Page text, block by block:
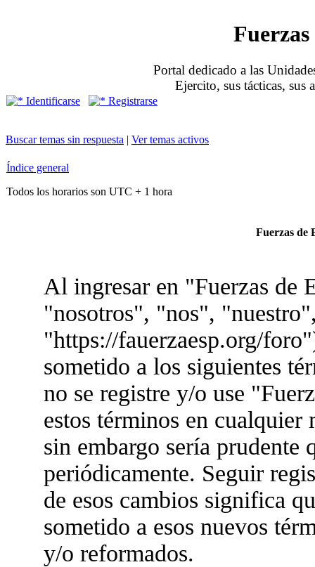
Portal dedicado a las
Ejercito, sus tácticas, sus
Identificarse Registrarse
Buscar temas sin respuesta | Ver temas activos
Índice general
Todos los horarios son UTC + 1 hora
Fuerzas de
Al ingresar en "Fuerzas de
"nosotros", "nos",
"https://fauerzaesp.org/
sometido a los siguientes
no se registre y/o use
estos términos en
sin embargo sería prudente
periódicamente. Seguir
de esos cambios significa
sometido a esos nuevos
y/o reformados.